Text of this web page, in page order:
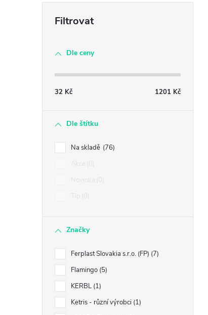
Dle ceny
32 Kč 1201 Kč
Dle štítku
Na skladě 76
Značky
Ferplast Slovakia s.r.o. (FP) 7
Flamingo 5
KERBL 1
Ketris - různí výrobci 1